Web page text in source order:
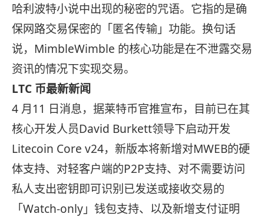
哈利波特小说中出现的秘密的咒语。它指的是确
保网路交易保密的「匿名传输」功能。换句话
说，MimbleWimble 的核心功能是在不泄露交易
资讯的情况下实现交易。
LTC 币最新新闻
4 月11 日消息，据莱特币官推宣布，目前已在其
核心开发人员David Burkett领导下启动开发
Litecoin Core v24，新版本将新增对MWEB的硬
体支持、对轻客户端的P2P支持、对不需要访问
私人支出密钥即可识别已发送或接收交易的
「Watch-only」钱包支持、以及新增支付证明